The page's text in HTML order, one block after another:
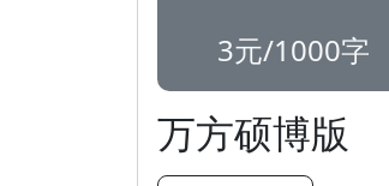
3元/1000字
万方硕博版